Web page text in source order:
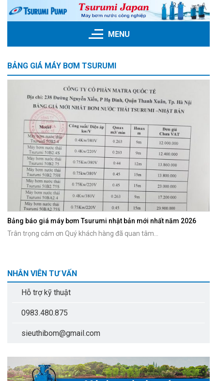
Skip
MENU
BẢNG GIÁ MÁY BƠM TSURUMI
Bảng báo giá máy bơm Tsurumi nhật bản mới nhất năm 2026
Trân trọng cám ơn Quý khách hàng đã quan tâm...
NHÂN VIÊN TƯ VẤN
Hỗ trợ kỹ thuật
0983.480.875
sieuthibom@gmail.com